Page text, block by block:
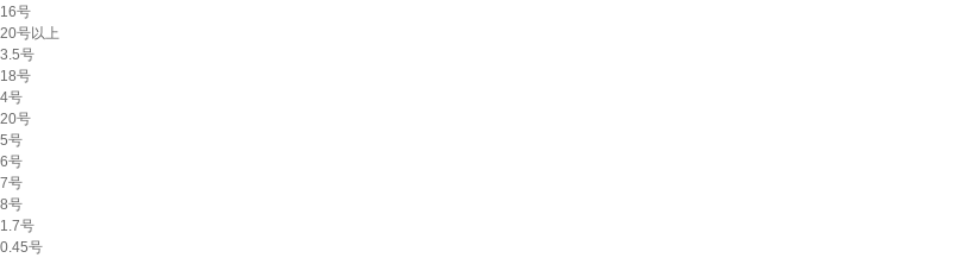
16号
20号以上
3.5号
18号
4号
20号
5号
6号
7号
8号
1.7号
0.45号